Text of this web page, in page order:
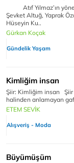
Atıf Yılmaz’ın
Şevket Altuğ, Yaprak
Hüseyin Ku..
Gürkan Koçak
Gündelik Yaşam
Kimliğim insan
Şiir: Kimliğim
halinden anlamayan
ETEM SEVİK
Alışveriş - Moda
Büyümüşüm